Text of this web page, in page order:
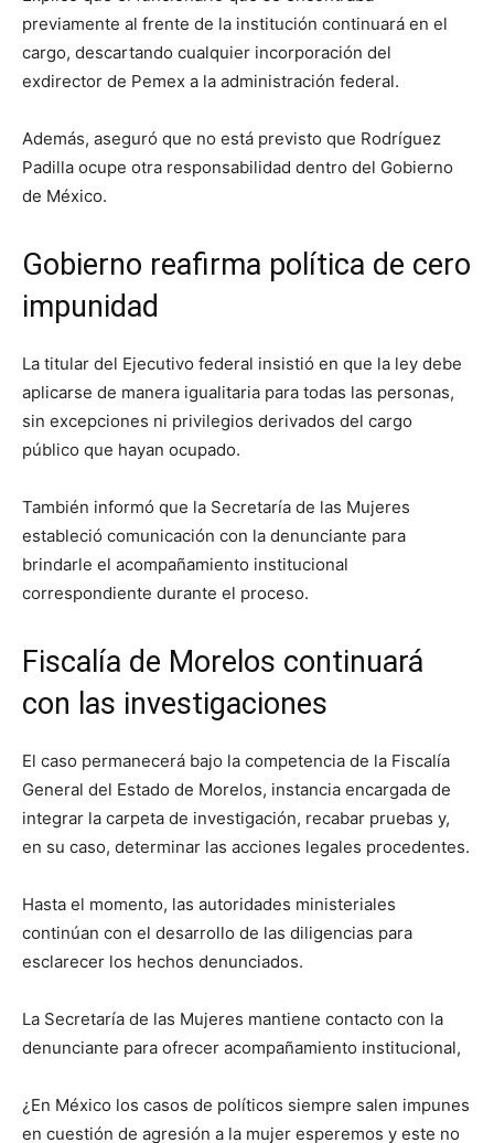
previamente al frente de la institución continuará en el
cargo, descartando cualquier incorporación del
exdirector de Pemex a la administración federal.
Además, aseguró que no está previsto que Rodríguez
Padilla ocupe otra responsabilidad dentro del Gobierno
de México.
Gobierno reafirma política de cero
impunidad
La titular del Ejecutivo federal insistió en que la ley debe
aplicarse de manera igualitaria para todas las personas,
sin excepciones ni privilegios derivados del cargo
público que hayan ocupado.
También informó que la Secretaría de las Mujeres
estableció comunicación con la denunciante para
brindarle el acompañamiento institucional
correspondiente durante el proceso.
Fiscalía de Morelos continuará
con las investigaciones
El caso permanecerá bajo la competencia de la Fiscalía
General del Estado de Morelos, instancia encargada de
integrar la carpeta de investigación, recabar pruebas y,
en su caso, determinar las acciones legales procedentes.
Hasta el momento, las autoridades ministeriales
continúan con el desarrollo de las diligencias para
esclarecer los hechos denunciados.
La Secretaría de las Mujeres mantiene contacto con la
denunciante para ofrecer acompañamiento institucional,
¿En México los casos de políticos siempre salen impunes
en cuestión de agresión a la mujer esperemos y este no